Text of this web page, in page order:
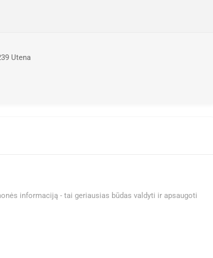
Utena
informaciją - tai geriausias būdas valdyti ir apsaugoti